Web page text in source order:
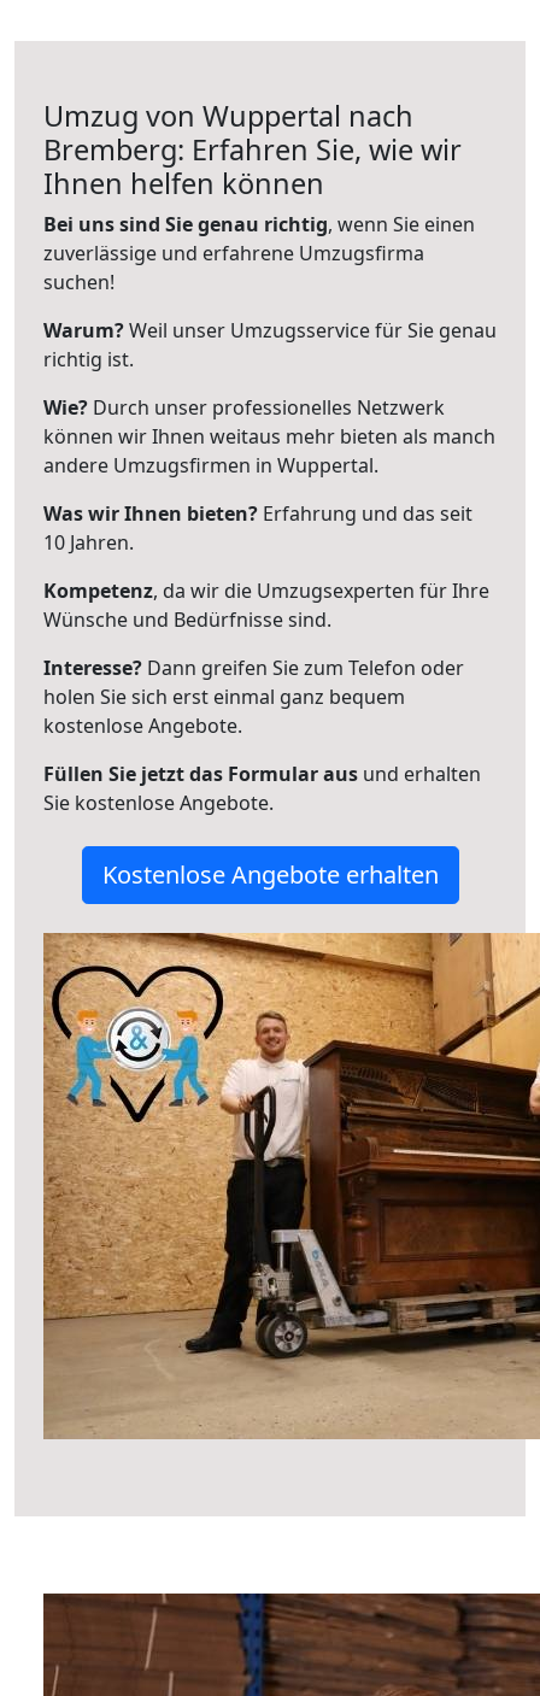
Umzug von Wuppertal nach
Bremberg: Erfahren Sie, wie wir
Ihnen helfen können
Bei uns sind Sie genau richtig, wenn Sie einen
zuverlässige und erfahrene Umzugsfirma
suchen!
Warum?Weil unser Umzugsservice für Sie genau
richtig ist.
Wie? Durch unser professionelles Netzwerk
können wir Ihnen weitaus mehr bieten als manch
andere Umzugsfirmen in Wuppertal.
Was wir Ihnen bieten? Erfahrung und das seit
10 Jahren.
Kompetenz, da wir die Umzugsexperten für Ihre
Wünsche und Bedürfnisse sind.
Interesse? Dann greifen Sie zum Telefon oder
holen Sie sich erst einmal ganz bequem
kostenlose Angebote.
Füllen Sie jetzt das Formular aus und erhalten
Sie kostenlose Angebote.
Kostenlose Angebote erhalten